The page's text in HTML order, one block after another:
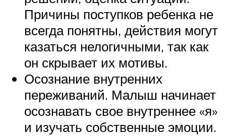
Причины поступков ребенка не
всегда понятны, действия могут
казаться нелогичными, так как
он скрывает их мотивы.
Осознание внутренних
переживаний. Малыш начинает
осознавать свое внутреннее «я»
и изучать собственные эмоции.